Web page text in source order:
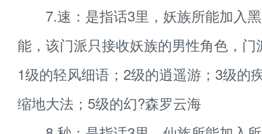
7.速：是指话3里，妖族所能加入
能，该门派只接收妖族的男性角色，
1级的轻风细语；2级的逍遥游；3级的
缩地大法；5级的幻?森罗云海